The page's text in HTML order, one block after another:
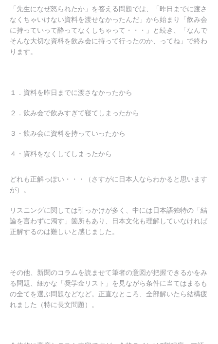
「先生になぜ怒られたか」を答える問題では、「昨日までに渡さ
なくちゃいけない資料を渡せなかったんだ」から始まり「飲み会
に持っていって酔ってなくしちゃって・・・」と続き、「なんで
そんな大切な資料を飲み会に持って行ったのか、ってね」で終わ
ります。
１．資料を昨日までに渡さなかったから
２．飲み会で飲みすぎて寝てしまったから
３・飲み会に資料を持っていったから
４・資料をなくしてしまったから
どれも正解っぽい・・・（さすがに日本人ならわかると思います
が）。
リスニングに関しては引っかけが多く、中には日本語独特の「結
論を言わずに濁す」箇所もあり、日本文化も理解していなければ
正解するのは難しいと感じました。
その他、新聞のコラムを読ませて筆者の意図が把握できるかをみ
る問題、細かな「奨学金リスト」を見ながら条件に当てはまるも
の全てを選ぶ問題などなど。正直なところ、全部解いたら結構疲
れました（特に長文問題）。